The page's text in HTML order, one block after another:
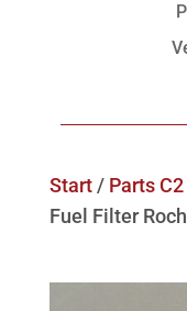
Start/ Parts
Fuel Filter